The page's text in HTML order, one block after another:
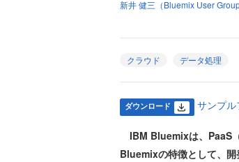
新井 健三（Bluemix User Group
クラウド データ処理
ダウンロード サンプ
IBM Bluemixは、PaaS
Bluemixの特徴として、開